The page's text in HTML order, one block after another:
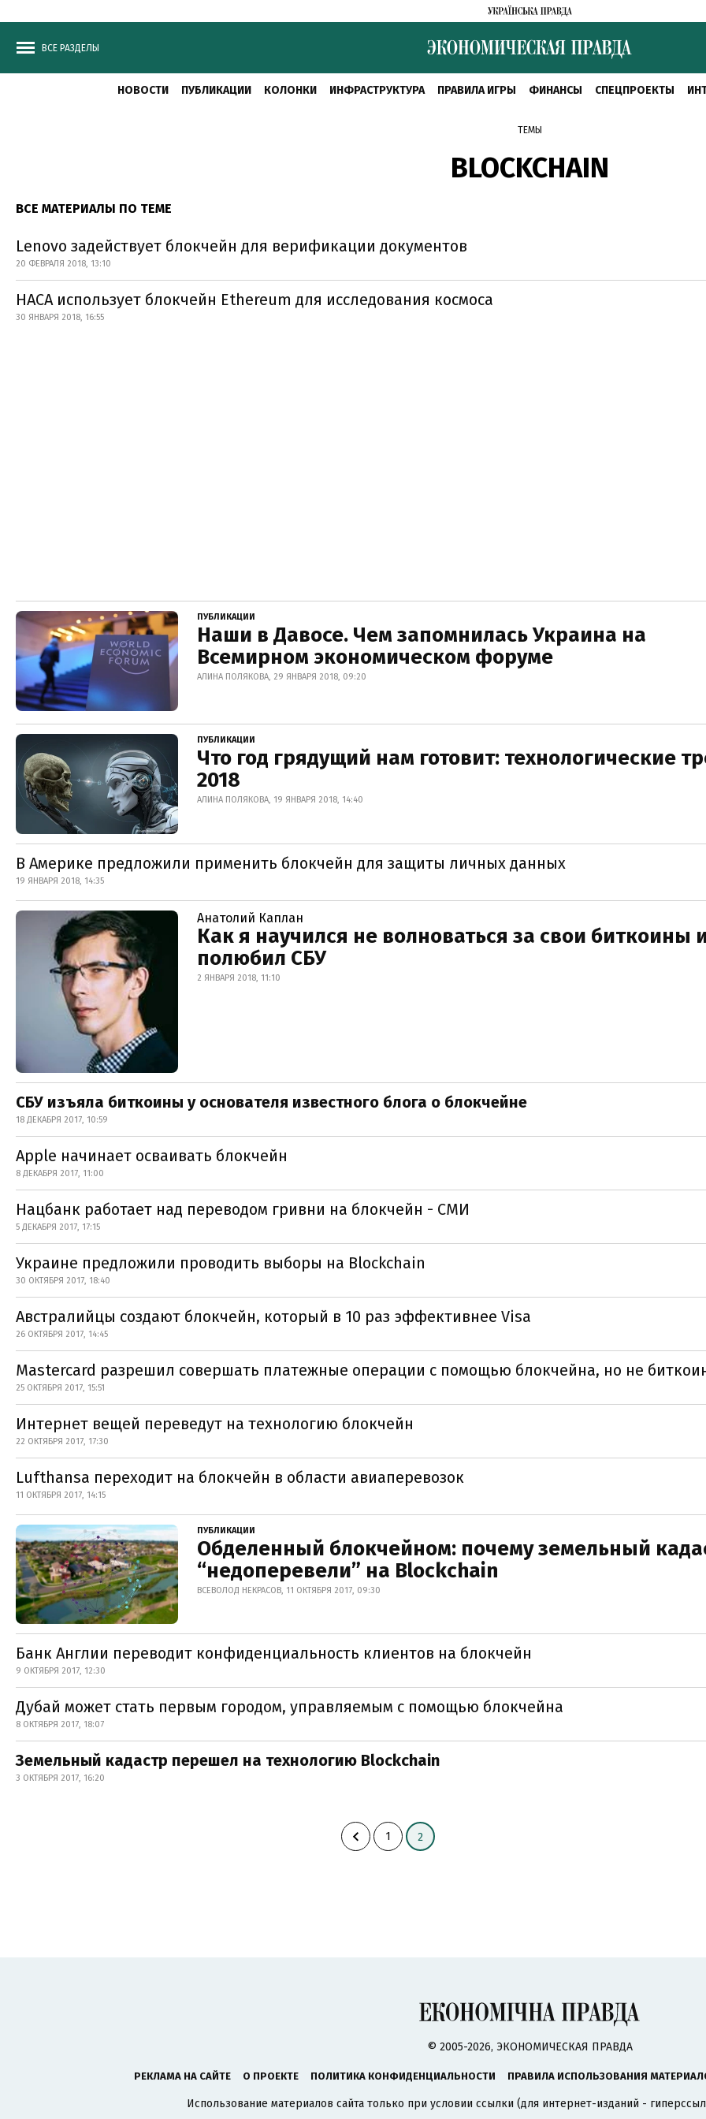
ВСЕ РАЗДЕЛЫ
НОВОСТИ ПУБЛИКАЦИИ КОЛОНКИ ИНФРАСТРУКТУРА ПРАВИЛА ИГРЫ ФИНАНСЫ СПЕЦПРОЕКТЫ
ТЕМЫ
BLOCKCHAIN
ВСЕ МАТЕРИАЛЫ ПО ТЕМЕ
Lenovo задействует блокчейн для верификации документов
20 ФЕВРАЛЯ 2018, 13:10
НАСА использует блокчейн Ethereum для исследования космоса
30 ЯНВАРЯ 2018, 16:55
ПУБЛИКАЦИИ
Наши в Давосе. Чем запомнилась Украина на
Всемирном экономическом форуме
АЛИНА ПОЛЯКОВА, 29 ЯНВАРЯ 2018, 09:20
ПУБЛИКАЦИИ
Что год грядущий нам готовит: технологические
2018
АЛИНА ПОЛЯКОВА, 19 ЯНВАРЯ 2018, 14:40
В Америке предложили применить блокчейн для защиты личных данных
19 ЯНВАРЯ 2018, 14:35
Анатолий Каплан
Как я научился не волноваться за свои биткоины
полюбил СБУ
2 ЯНВАРЯ 2018, 11:10
СБУ изъяла биткоины у основателя известного блога о блокчейне
18 ДЕКАБРЯ 2017, 10:59
Apple начинает осваивать блокчейн
8 ДЕКАБРЯ 2017, 11:00
Нацбанк работает над переводом гривни на блокчейн - СМИ
5 ДЕКАБРЯ 2017, 17:15
Украине предложили проводить выборы на Blockchain
30 ОКТЯБРЯ 2017, 18:40
Австралийцы создают блокчейн, который в 10 раз эффективнее Visa
26 ОКТЯБРЯ 2017, 14:45
Mastercard разрешил совершать платежные операции с помощью блокчейна, но не
25 ОКТЯБРЯ 2017, 15:51
Интернет вещей переведут на технологию блокчейн
22 ОКТЯБРЯ 2017, 17:30
Lufthansa переходит на блокчейн в области авиаперевозок
11 ОКТЯБРЯ 2017, 14:15
ПУБЛИКАЦИИ
Обделенный блокчейном: почему земельный
“недоперевели” на Blockchain
ВСЕВОЛОД НЕКРАСОВ, 11 ОКТЯБРЯ 2017, 09:30
Банк Англии переводит конфиденциальность клиентов на блокчейн
9 ОКТЯБРЯ 2017, 12:30
Дубай может стать первым городом, управляемым с помощью блокчейна
8 ОКТЯБРЯ 2017, 18:07
Земельный кадастр перешел на технологию Blockchain
3 ОКТЯБРЯ 2017, 16:20
1 2
© 2005-2026, ЭКОНОМИЧЕСКАЯ ПРАВДА
РЕКЛАМА НА САЙТЕ О ПРОЕКТЕ ПОЛИТИКА КОНФИДЕНЦИАЛЬНОСТИ ПРАВИЛА ИСПОЛЬЗОВАНИЯ
Использование материалов сайта только при условии ссылки (для интернет-изданий -